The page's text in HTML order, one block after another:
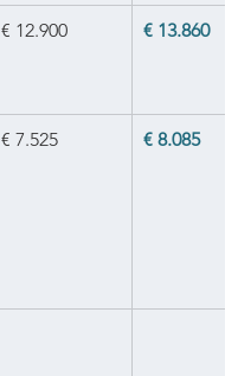
€ 12.900 € 13.860
€ 7.525 € 8.085